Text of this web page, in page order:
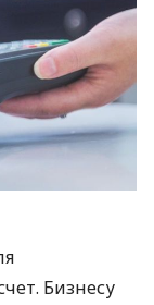
Бизнесу